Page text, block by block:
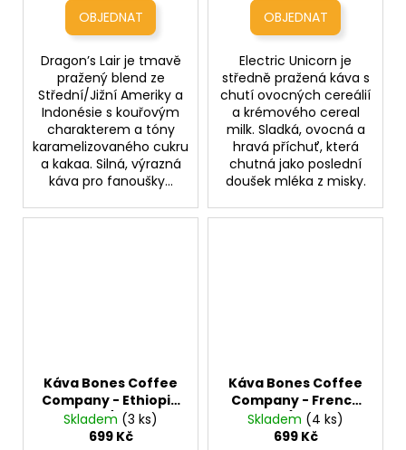
Dragon’s Lair je tmavě
pražený blend ze
Střední/Jižní Ameriky a
Indonésie s kouřovým
charakterem a tóny
karamelizovaného cukru
a kakaa. Silná, výrazná
káva pro fanoušky...
Electric Unicorn je
středně pražená káva s
chutí ovocných cereálií
a krémového cereal
milk. Sladká, ovocná a
hravá příchuť, která
chutná jako poslední
doušek mléka z misky.
Káva Bones Coffee
Company - Ethiopia
Single / Origin
(jednodruhová káva
Skladem (3 ks)
699 Kč
Káva Bones Coffee
Company - French
Toast (skořice,
vanilka a javorový
Skladem (4 ks)
699 Kč